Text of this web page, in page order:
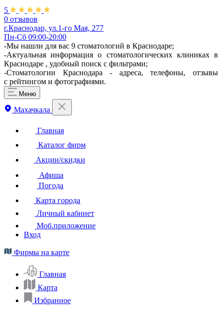
5
0 отзывов
г.Краснодар, ул.1-го Мая, 277
Пн-Сб 09:00-20:00
-Мы нашли для вас 9 стоматологий в Краснодаре;
-Актуальная информация о стоматологических клиниках в
Краснодаре , удобный поиск с фильтрами;
-Стоматологии Краснодара - адреса, телефоны, отзывы
с рейтингом и фотографиями.
Меню
Махачкала
Главная
Каталог фирм
Акции/скидки
Афиша
Погода
Карта города
Личный кабинет
Моб.приложение
Вход
Фирмы на карте
Главная
Карта
Избранное